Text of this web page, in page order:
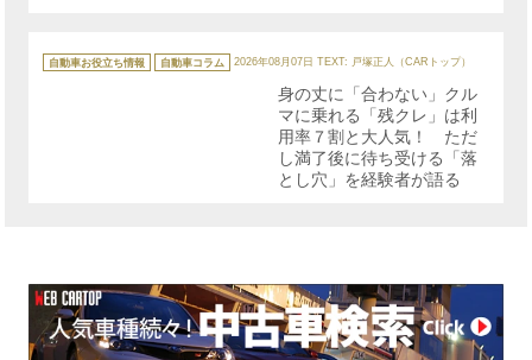
テ
ゴ
自動車お役立ち情報 自動車コラム 2026年08月07日 TEXT: 戸塚正人（CARトップ）
身の丈に「合わない」クル
マに乗れる「残クレ」は利
用率７割と大人気！ ただ
し満了後に待ち受ける「落
とし穴」を経験者が語る